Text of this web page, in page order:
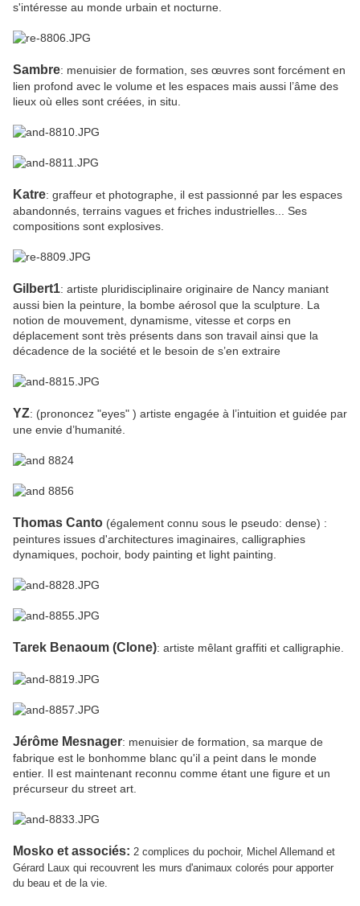
s'intéresse au monde urbain et nocturne.
Sambre: menuisier de formation, ses œuvres sont forcément en
lien profond avec le volume et les espaces mais aussi l’âme des
lieux où elles sont créées, in situ.
Katre: graffeur et photographe, il est passionné par les espaces
abandonnés, terrains vagues et friches industrielles... Ses
compositions sont explosives.
Gilbert1: artiste pluridisciplinaire originaire de Nancy maniant
aussi bien la peinture, la bombe aérosol que la sculpture. La
notion de mouvement, dynamisme, vitesse et corps en
déplacement sont très présents dans son travail ainsi que la
décadence de la société et le besoin de s’en extraire
YZ: (prononcez "eyes" ) artiste engagée à l’intuition et guidée par
une envie d’humanité.
Thomas Canto (également connu sous le pseudo: dense) :
peintures issues d'architectures imaginaires, calligraphies
dynamiques, pochoir, body painting et light painting.
Tarek Benaoum (Clone): artiste mêlant graffiti et calligraphie.
Jérôme Mesnager: menuisier de formation, sa marque de
fabrique est le bonhomme blanc qu'il a peint dans le monde
entier. Il est maintenant reconnu comme étant une figure et un
précurseur du street art.
Mosko et associés: 2 complices du pochoir, Michel Allemand et
Gérard Laux qui recouvrent les murs d'animaux colorés pour apporter
du beau et de la vie.